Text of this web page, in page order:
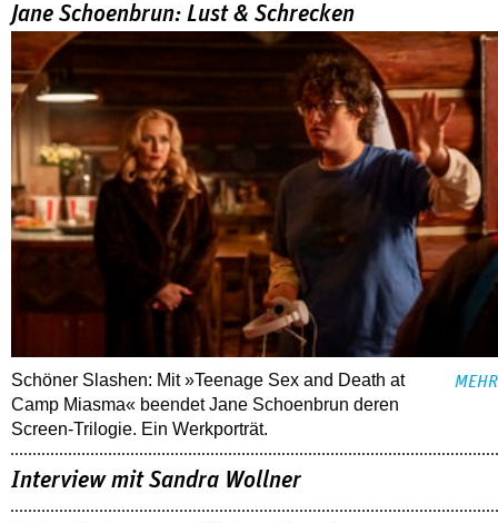
Jane Schoenbrun: Lust & Schrecken
Schöner Slashen: Mit »Teenage Sex and Death at
Camp Miasma« beendet Jane Schoenbrun deren
Screen-Trilogie. Ein Werkporträt.
MEHR
Interview mit Sandra Wollner